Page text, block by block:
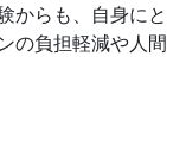
からも、自身にと
の負担軽減や人間